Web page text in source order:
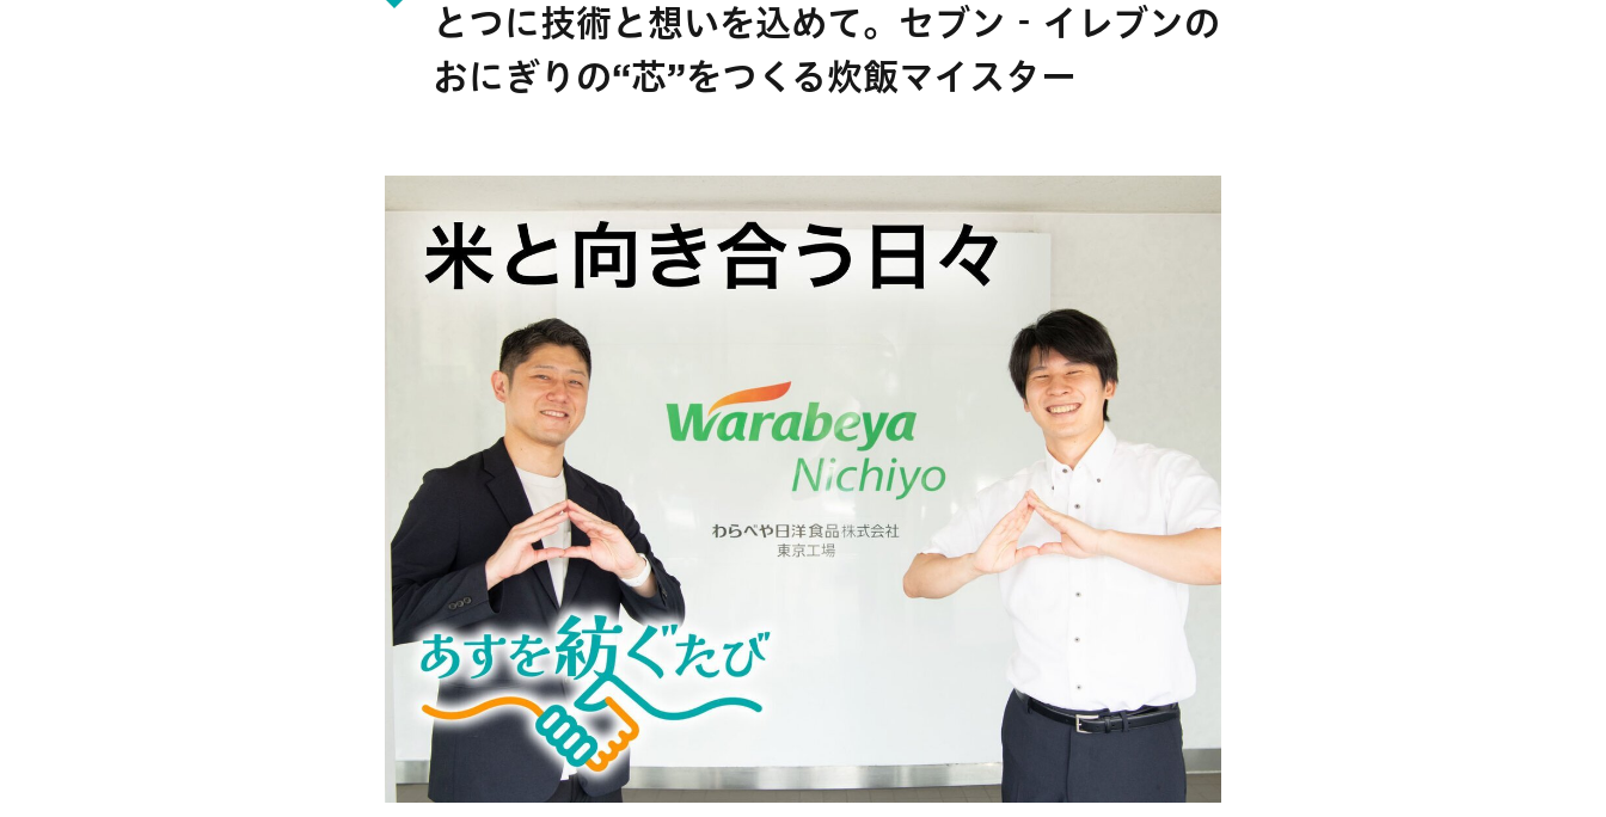
とつに技術と想いを込めて。セブン‐イレブンの
おにぎりの“芯”をつくる炊飯マイスター